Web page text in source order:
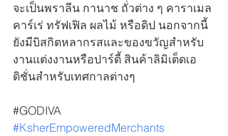
จะเป็นพราลีน กานาช ถั่วต่าง ๆ คาราเมล
คาร์เร่ ทรัฟเฟิล ผลไม้ หรือดิป นอกจากนี้
ยังมีบิสกิตหลากรสและของขวัญสำหรับ
งานแต่งงานหรือปาร์ตี้ สินค้าลิมิเต็ดเอ
ดิชั่นสำหรับเทศกาลต่างๆ
#GODIVA
#KsherEmpoweredMerchants